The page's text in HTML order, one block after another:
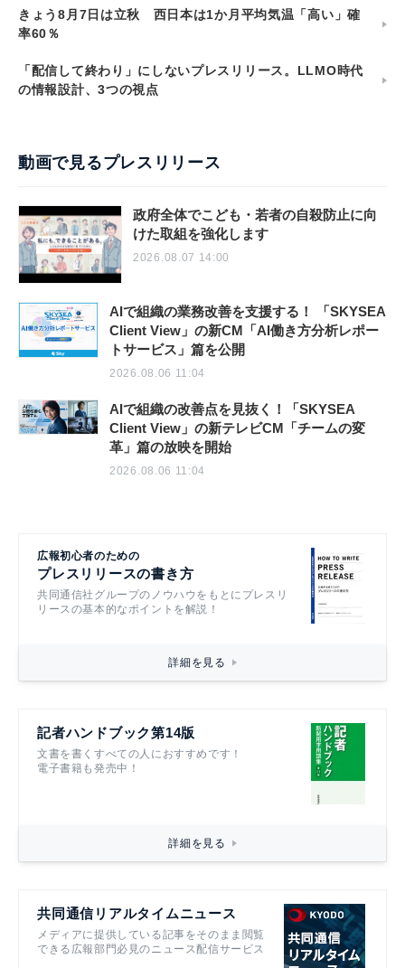
きょう8月7日は立秋 西日本は1か月平均気温「高い」確
率60％
「配信して終わり」にしないプレスリリース。LLMO時代
の情報設計、3つの視点
動画で見るプレスリリース
政府全体でこども・若者の自殺防止に向
けた取組を強化します
2026.08.07 14:00
AIで組織の業務改善を支援する！ 「SKYSEA
Client View」の新CM「AI働き方分析レポー
トサービス」篇を公開
2026.08.06 11:04
AIで組織の改善点を見抜く！「SKYSEA
Client View」の新テレビCM「チームの変
革」篇の放映を開始
2026.08.06 11:04
広報初心者のための
プレスリリースの書き方
共同通信社グループのノウハウをもとにプレスリ
リースの基本的なポイントを解説！
詳細を見る
記者ハンドブック第14版
文書を書くすべての人におすすめです！
電子書籍も発売中！
詳細を見る
共同通信リアルタイムニュース
メディアに提供している記事をそのまま閲覧
できる広報部門必見のニュース配信サービス